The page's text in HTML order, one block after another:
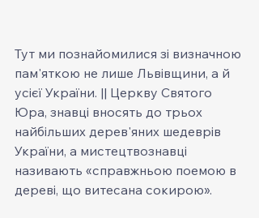
Тут ми познайомилися зі визначною
пам'яткою не лише Львівщини, а й
усієї України. || Церкву Святого
Юра, знавці вносять до трьох
найбільших дерев'яних шедеврів
України, а мистецтвознавці
називають «справжньою поемою в
дереві, що витесана сокирою».